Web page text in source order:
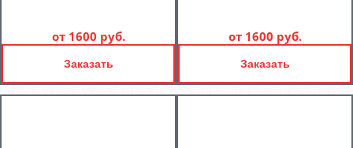
от 1600 руб.
Заказать
от 1600 руб.
Заказать